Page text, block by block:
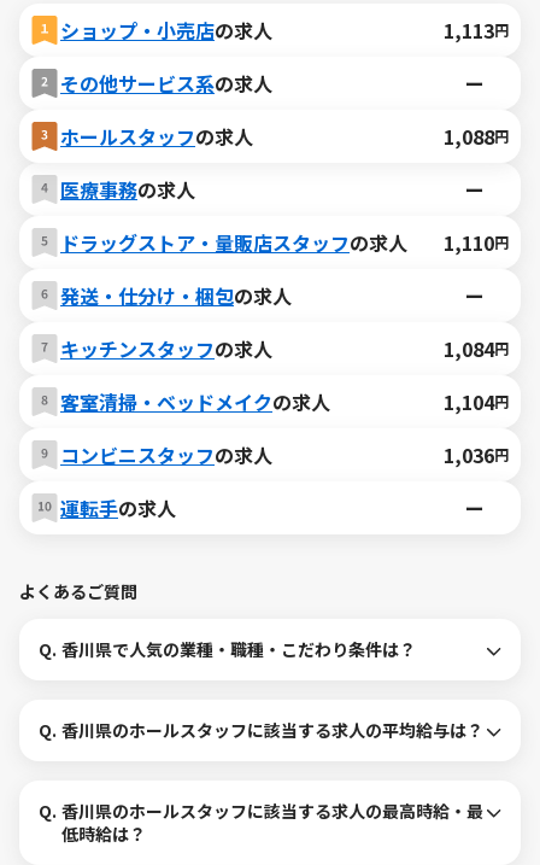
ショップ・小売店の求人 1,113円
その他サービス系の求人
ー
ホールスタッフの求人 1,088円
医療事務の求人
ー
ドラッグストア・量販店スタッフの求人 1,110円
発送・仕分け・梱包の求人
ー
キッチンスタッフの求人 1,084円
客室清掃・ベッドメイクの求人 1,104円
コンビニスタッフの求人 1,036円
運転手の求人 ー
よくあるご質問
Q. 香川県で人気の業種・職種・こだわり条件は？
Q. 香川県のホールスタッフに該当する求人の平均給与は？
Q. 香川県のホールスタッフに該当する求人の最高時給・最
低時給は？